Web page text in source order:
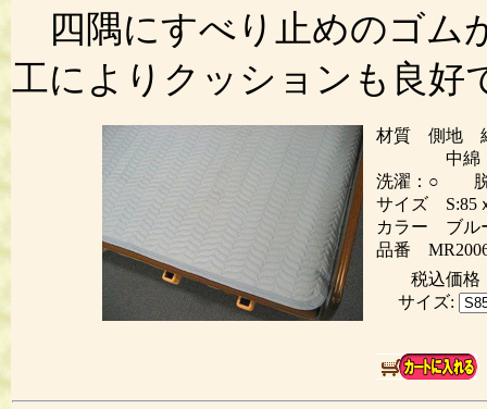
四隅にすべり止めのゴム
工によりクッションも良好
材質 側地
中綿 ポ
洗濯：○ 脱
サイズ S:85
カラー ブル
品番
税込価
サイズ: